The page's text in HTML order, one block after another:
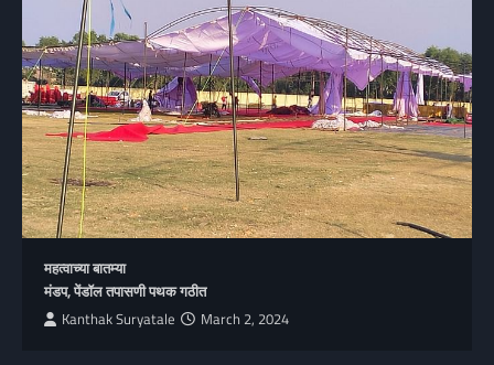
महत्वाच्या बातम्या
मंडप, पेंडॉल तपासणी पथक गठीत
Kanthak Suryatale March 2, 2024